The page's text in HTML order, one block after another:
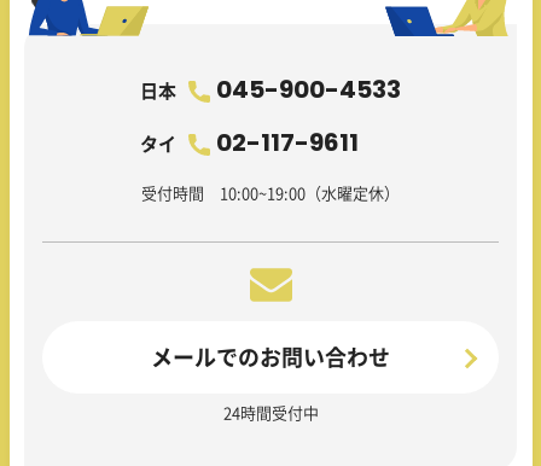
日本 045-900-4533
タイ 02-117-9611
受付時間 10:00~19:00（水曜定休）
メールでのお問い合わせ
24時間受付中